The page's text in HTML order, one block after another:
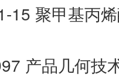
15 聚甲基丙
产品几何技